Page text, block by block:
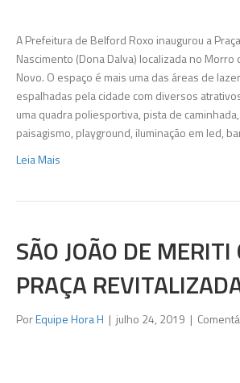
A Prefeitura de Belford Roxo inaugurou a
Nascimento (Dona Dalva) localizada no Morro
Novo. O espaço é mais uma das áreas de
espalhadas pela cidade com diversos
uma quadra poliesportiva, pista de
paisagismo, playground, iluminação em led,
Leia Mais
SÃO JOÃO DE
PRAÇA
PorEquipe Hora H | julho 24, 2019 |